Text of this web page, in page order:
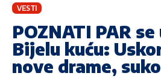
VESTI
POZNATI PAR
Bijelu kuću:
nove drame,